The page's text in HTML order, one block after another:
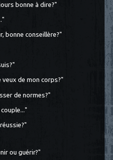
bonne à dire?"
bonne conseillère?"
veux de mon corps?"
de normes?"
ou guérir?"